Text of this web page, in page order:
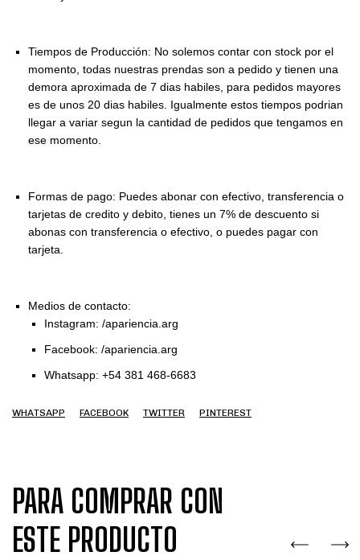
Tiempos de Producción: No solemos contar con stock por el
momento, todas nuestras prendas son a pedido y tienen una
demora aproximada de 7 dias habiles, para pedidos mayores
es de unos 20 dias habiles. Igualmente estos tiempos podrian
llegar a variar segun la cantidad de pedidos que tengamos en
ese momento.
Formas de pago: Puedes abonar con efectivo, transferencia o
tarjetas de credito y debito, tienes un 7% de descuento si
abonas con transferencia o efectivo, o puedes pagar con
tarjeta.
Medios de contacto:
Instagram: /apariencia.arg
Facebook: /apariencia.arg
Whatsapp: +54 381 468-6683
WHATSAPP FACEBOOK TWITTER PINTEREST
PARA COMPRAR CON
ESTE PRODUCTO